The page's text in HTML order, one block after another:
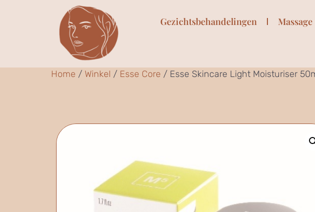
Gezichtsbehandelingen Massage
Home / Winkel / Esse Core / Esse Skincare Light Moisturiser